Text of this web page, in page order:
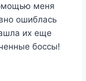
меня
ошиблась
их еще
боссы!